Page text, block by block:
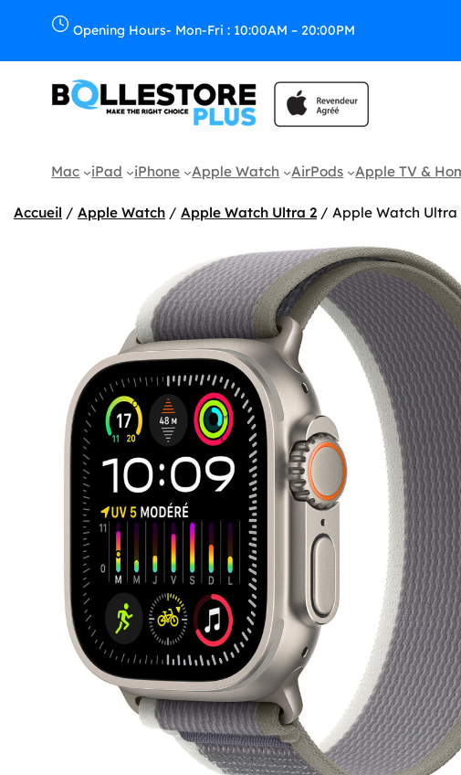
Opening Hours- Mon-Fri : 10:00AM – 20:00PM
Mac iPad iPhone Apple Watch AirPods Apple TV &
Accueil / Apple Watch / Apple Watch Ultra 2 / Apple Watch Ultra